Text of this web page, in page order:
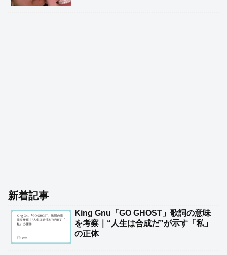
新着記事
King Gnu「GO GHOST」歌詞の意味
を考察｜“人生は合成だ”が示す「私」
の正体